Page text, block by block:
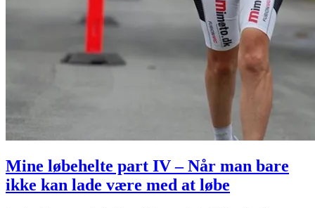
Mine løbehelte part IV – Når man bare
ikke kan lade være med at løbe